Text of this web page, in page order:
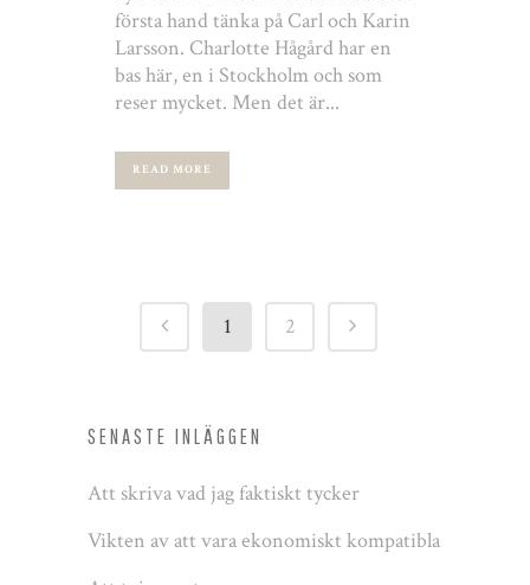
första hand tänka på Carl och Karin
Larsson. Charlotte Hågård har en
bas här, en i Stockholm och som
reser mycket. Men det är...
READ MORE
1 2
SENASTE INLÄGGEN
Att skriva vad jag faktiskt tycker
Vikten av att vara ekonomiskt kompatibla